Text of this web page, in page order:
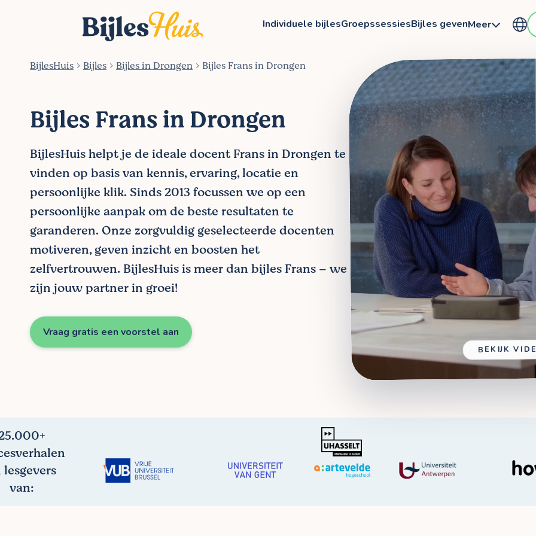
Individuele bijlesGroepssessiesBijles gevenMeer
BijlesHuis Bijles Bijles in Drongen Bijles Frans in Drongen
Bijles Frans in Drongen
BijlesHuis helpt je de ideale docent Frans in Drongen te
vinden op basis van kennis, ervaring, locatie en
persoonlijke klik. Sinds 2013 focussen we op een
persoonlijke aanpak om de beste resultaten te
garanderen. Onze zorgvuldig geselecteerde docenten
motiveren, geven inzicht en boosten het
zelfvertrouwen. BijlesHuis is meer dan bijles Frans – we
zijn jouw partner in groei!
Vraag gratis een voorstel aan
BEKIJK
lesgevers
van: